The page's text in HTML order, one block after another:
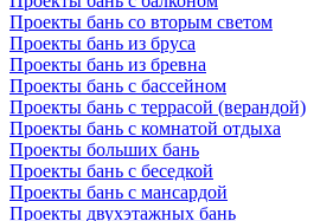
Проекты бань со вторым светом
Проекты бань из бруса
Проекты бань из бревна
Проекты бань с бассейном
Проекты бань с террасой (верандой)
Проекты бань с комнатой отдыха
Проекты больших бань
Проекты бань с беседкой
Проекты бань с мансардой
Проекты двухэтажных бань